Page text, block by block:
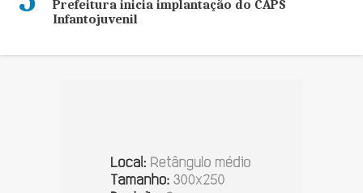
Prefeitura inicia implantação do CAPS
Infantojuvenil